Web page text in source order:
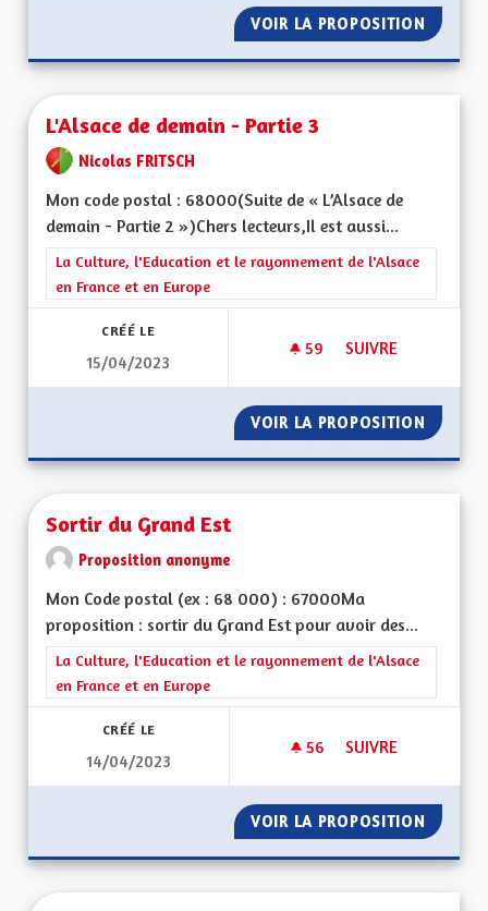
VOIR LA PROPOSITION
L'Alsace de demain - Partie 3
Nicolas FRITSCH
Mon code postal : 68000(Suite de « L’Alsace de
demain - Partie 2 »)Chers lecteurs,Il est aussi...
Filtrer les résultats de la catégorie : La Culture, l'Education et
La Culture, l'Education et le rayonnement de l'Alsace
en France et en Europe
CRÉÉ LE
15/04/2023
59 59 ABONNÉS
SUIVRE
VOIR LA PROPOSITION
Sortir du Grand Est
Proposition anonyme
Mon Code postal (ex : 68 000) : 67000Ma
proposition : sortir du Grand Est pour avoir des...
Filtrer les résultats de la catégorie : La Culture, l'Education et
La Culture, l'Education et le rayonnement de l'Alsace
en France et en Europe
CRÉÉ LE
14/04/2023
56 56 ABONNÉS
SUIVRE
VOIR LA PROPOSITION